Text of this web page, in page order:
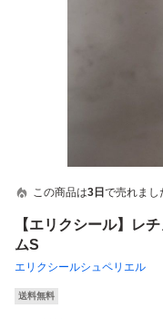
この商品は3日 で売れまし
【エリクシール】レ
ムS
エリクシールシュペリエル
送料無料